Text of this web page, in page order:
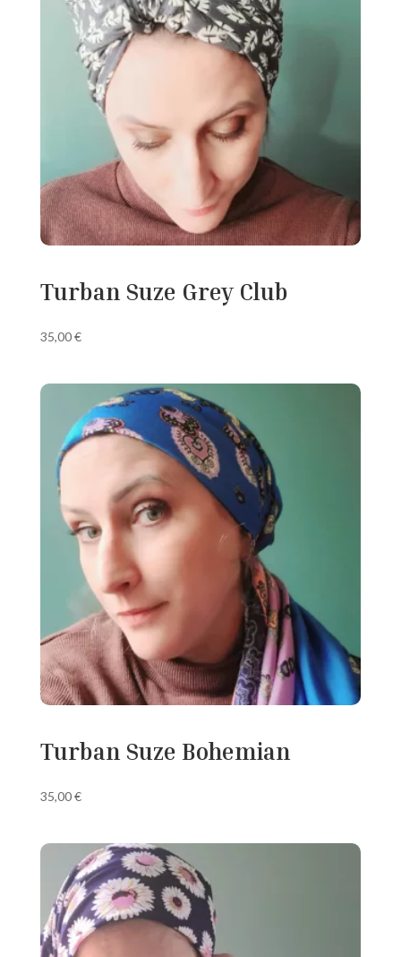
Turban Suze Grey Club
35,00€
Turban Suze Bohemian
35,00€